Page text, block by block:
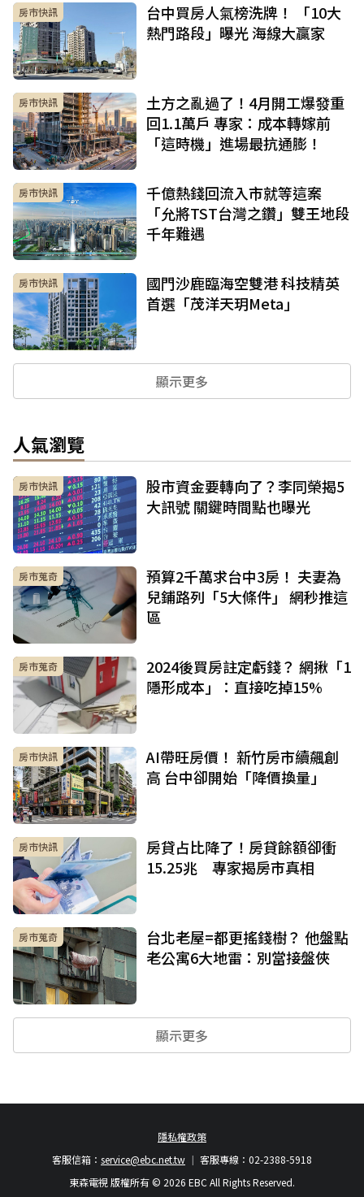
房市快訊
台中買房人氣榜洗牌！ 「10大
熱門路段」曝光 海線大贏家
房市快訊
土方之亂過了！4月開工爆發重
回1.1萬戶 專家：成本轉嫁前
「這時機」進場最抗通膨！
房市快訊
千億熱錢回流入市就等這案
「允將TST台灣之鑽」雙王地段
千年難遇
房市快訊
國門沙鹿臨海空雙港 科技精英
首選「茂洋天玥Meta」
顯示更多
人氣瀏覽
房市快訊
股市資金要轉向了？李同榮揭5
大訊號 關鍵時間點也曝光
房市蒐奇
預算2千萬求台中3房！ 夫妻為
兒鋪路列「5大條件」 網秒推這
區
房市蒐奇
2024後買房註定虧錢？ 網揪「1
隱形成本」：直接吃掉15%
房市快訊
AI帶旺房價！ 新竹房市續飆創
高 台中卻開始「降價換量」
房市快訊
房貸占比降了！房貸餘額卻衝
15.25兆 專家揭房市真相
房市蒐奇
台北老屋=都更搖錢樹？ 他盤點
老公寓6大地雷：別當接盤俠
顯示更多
隱私權政策
客服專線：02-2388-5918
客服信箱： service@ebc.net.tw
東森電視 版權所有 © 2026 EBC All Rights Reserved.